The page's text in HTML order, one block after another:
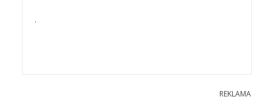
.
REKLAMA